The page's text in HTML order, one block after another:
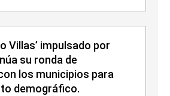
Villas’ impulsado por
su ronda de
los municipios para
demográfico.